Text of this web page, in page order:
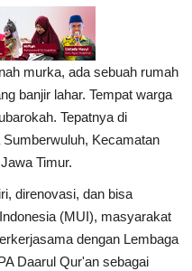
murka, ada sebuah rumah
banjir lahar. Tempat warga
Tepatnya di
Kecamatan
Timur.
direnovasi, dan bisa
(MUI), masyarakat
dengan Lembaga
Daarul Qur'an sebagai